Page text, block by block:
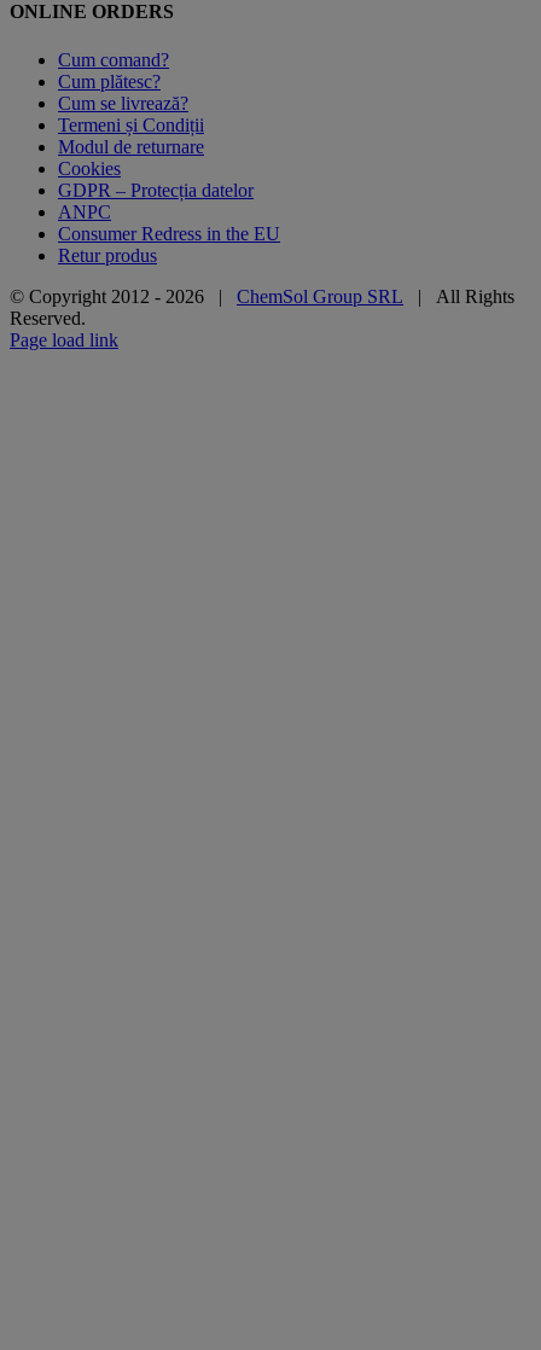
ONLINE ORDERS
Cum comand?
Cum plătesc?
Cum se livrează?
Termeni și Condiții
Modul de returnare
Cookies
GDPR – Protecția datelor
ANPC
Consumer Redress in the EU
Retur produs
© Copyright 2012 - 2026 | ChemSol Group SRL | All Rights
Reserved.
Page load link